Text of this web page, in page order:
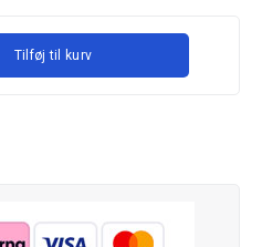
Tilføj til kurv